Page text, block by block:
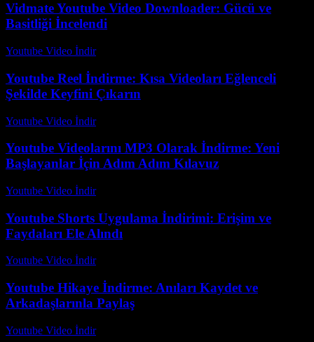
Vidmate Youtube Video Downloader: Gücü ve
Basitliği İncelendi
Youtube Video İndir-
Youtube Reel İndirme: Kısa Videoları Eğlenceli
Şekilde Keyfini Çıkarın
Youtube Video İndir-
Youtube Videolarını MP3 Olarak İndirme: Yeni
Başlayanlar İçin Adım Adım Kılavuz
Youtube Video İndir-
Youtube Shorts Uygulama İndirimi: Erişim ve
Faydaları Ele Alındı
Youtube Video İndir-
Youtube Hikaye İndirme: Anıları Kaydet ve
Arkadaşlarınla Paylaş
Youtube Video İndir-